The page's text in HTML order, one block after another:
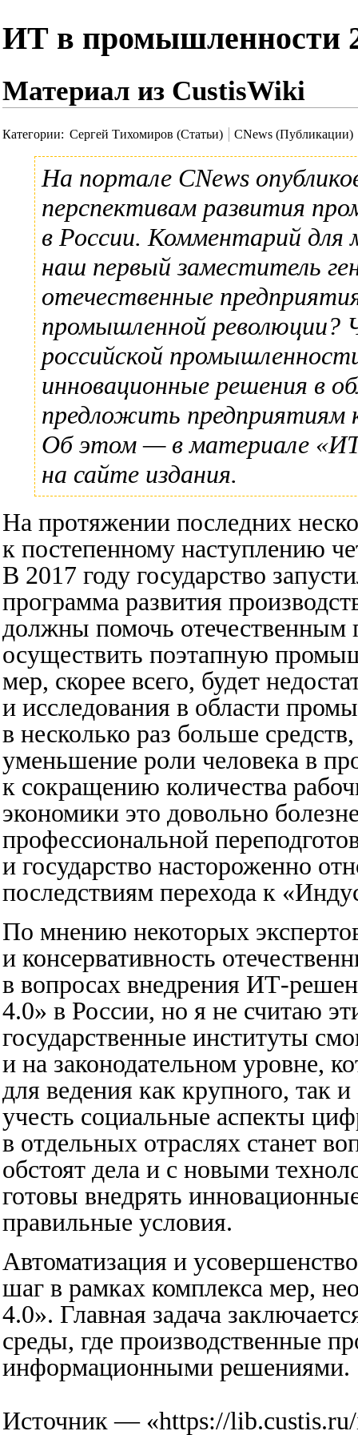
ИТ в промышленности
Материал из CustisWiki
Категории: Сергей Тихомиров (Статьи) CNews (Публикации)
На портале CNews
перспективам развития
в России. Комментарий для
наш первый заместитель
отечественные
промышленной революции?
российской
инновационные решения в
предложить предприятиям
Об этом — в материале
на сайте издания.
На протяжении последних
к постепенному наступлению
В 2017 году государство
программа развития
должны помочь отечественным
осуществить поэтапную
мер, скорее всего, будет
и исследования в области
в несколько раз больше
уменьшение роли человека в
к сокращению количества
экономики это довольно
профессиональной
и государство настороженно
последствиям перехода к
По мнению некоторых
и консервативность
в вопросах внедрения ИТ-
4.0» в России, но я не считаю
государственные институты
и на законодательном уровне,
для ведения как крупного, так
учесть социальные аспекты
в отдельных отраслях станет
обстоят дела и с новыми
готовы внедрять
правильные условия.
Автоматизация и
шаг в рамках комплекса мер,
4.0». Главная задача
среды, где производственные
информационными решениями.
Источник — «https://